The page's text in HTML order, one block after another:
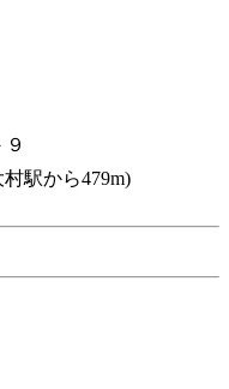
村駅から479m)